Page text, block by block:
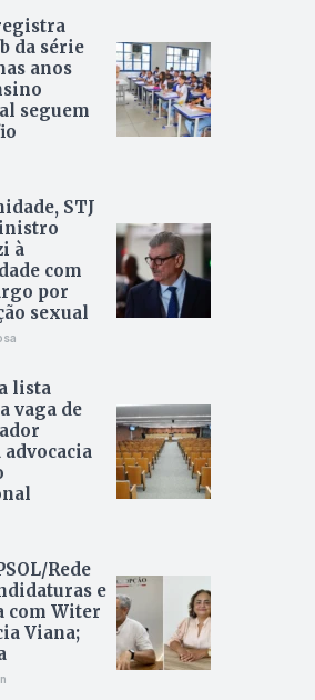
da série
anos
seguem
STJ
à
com
por
sexual
lista
vaga de
advocacia
Rede
e
com Witer
Viana;